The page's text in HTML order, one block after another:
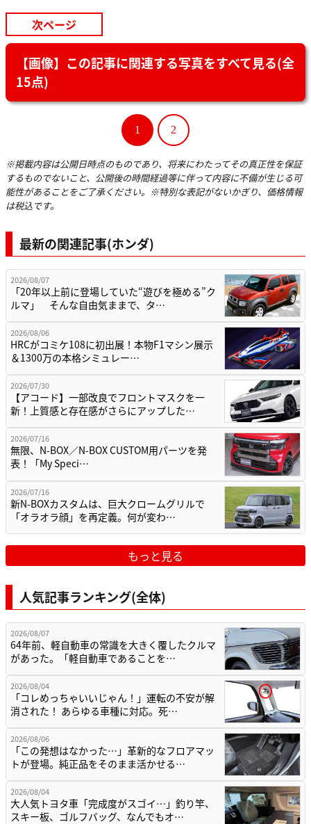
次ページ
【画像】この記事に関連する写真をすべて見る(全
15点)
1 2
※掲載内容は公開日時点のものであり、将来にわたってその真正性を保証
するものでないこと、公開後の時間経過等に伴って内容に不備が生じる可
能性があることをご了承ください。※特別な表記がないかぎり、価格情報
は税込です。
最新の関連記事(ホンダ)
2026/08/07
「20年以上前に登場していた“遊びを極める”ク
ルマ」 そんな自由気ままで、タ…
2026/08/06
HRCがコミケ108に初出展！本物F1マシン展示
＆1300万の本格シミュレー…
2026/07/30
【アコード】一部改良でフロントマスクを一
新！上質感と存在感がさらにアップした…
2026/07/16
無限、N-BOX／N-BOX CUSTOM用パーツを発
表！「My Speci…
2026/07/16
新N-BOXカスタムは、巨大クロームグリルで
「オラオラ顔」を再定義。何が変わ…
もっと見る
人気記事ランキング(全体)
2026/08/07
64年前、軽自動車の常識を大きく覆したクルマ
があった。「軽自動車であることを…
2026/08/04
「コレめっちゃいいじゃん！」運転の不安が解
消された！ あらゆる車種に対応。死…
2026/08/06
「この発想はなかった…」革新的なフロアマッ
トが登場。純正品をそのまま活かせる…
2026/08/04
大人気トヨタ車「完成度がスゴイ…」釣り竿、
スキー板、ゴルフバッグ、なんでもオ…